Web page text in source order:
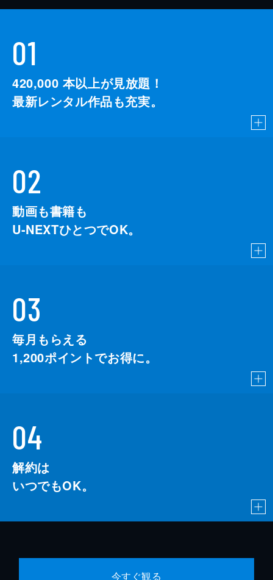
01
420,000 本以上が見放題！
最新レンタル作品も充実。
02
動画も書籍も
U-NEXTひとつでOK。
03
毎月もらえる
1,200ポイントでお得に。
04
解約は
いつでもOK。
今すぐ観る